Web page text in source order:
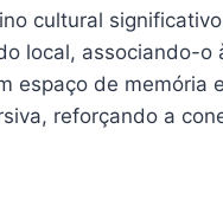
cultural
local, associando-o
espaço de memória
reforçando a